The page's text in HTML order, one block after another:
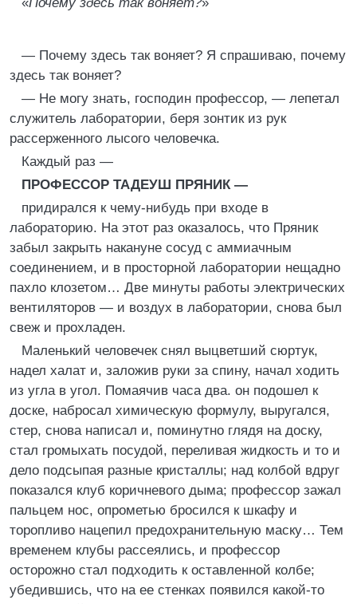
— Почему здесь так воняет? Я спрашиваю, почему
здесь так воняет?
— Не могу знать, господин профессор, — лепетал
служитель лаборатории, беря зонтик из рук
рассерженного лысого человечка.
Каждый раз —
ПРОФЕССОР ТАДЕУШ ПРЯНИК —
придирался к чему-нибудь при входе в
лабораторию. На этот раз оказалось, что Пряник
забыл закрыть накануне сосуд с аммиачным
соединением, и в просторной лаборатории нещадно
пахло клозетом… Две минуты работы электрических
вентиляторов — и воздух в лаборатории, снова был
свеж и прохладен.
Маленький человечек снял выцветший сюртук,
надел халат и, заложив руки за спину, начал ходить
из угла в угол. Помаячив часа два. он подошел к
доске, набросал химическую формулу, выругался,
стер, снова написал и, поминутно глядя на доску,
стал громыхать посудой, переливая жидкость и то и
дело подсыпая разные кристаллы; над колбой вдруг
показался клуб коричневого дыма; профессор зажал
пальцем нос, опрометью бросился к шкафу и
торопливо нацепил предохранительную маску… Тем
временем клубы рассеялись, и профессор
осторожно стал подходить к оставленной колбе;
убедившись, что на ее стенках появился какой-то